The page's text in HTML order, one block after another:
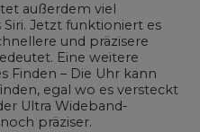
außerdem viel
Jetzt funktioniert es
und präzisere
Eine weitere
Finden – Die Uhr kann
egal wo es versteckt
Ultra Wideband-
präziser.